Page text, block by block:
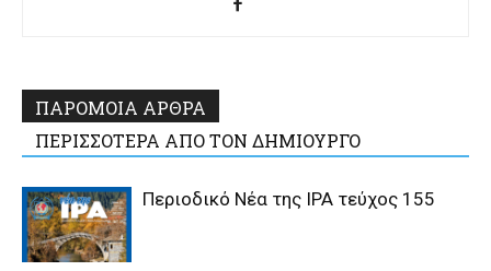
ΠΑΡΟΜΟΙΑ ΑΡΘΡΑ
ΠΕΡΙΣΣΟΤΕΡΑ ΑΠΟ ΤΟΝ ΔΗΜΙΟΥΡΓΟ
Περιοδικό Νέα της IPA τεύχος 155